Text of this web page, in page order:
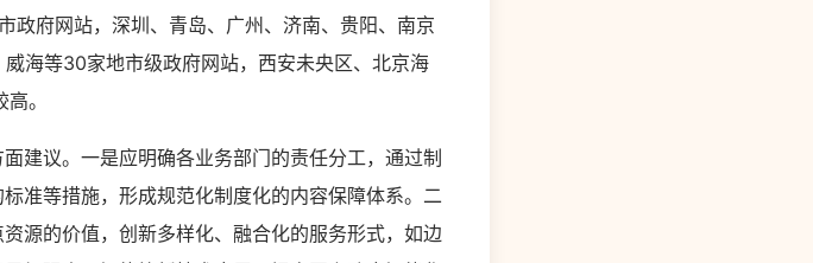
政府网站，深圳、青岛、广州、济南、贵阳、南京
海等30家地市级政府网站，西安未央区、北京海
。
议。一是应明确各业务部门的责任分工，通过制
准等措施，形成规范化制度化的内容保障体系。二
源的价值，创新多样化、融合化的服务形式，如边